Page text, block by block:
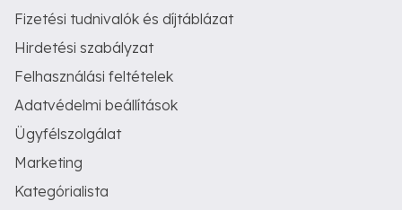
Fizetési tudnivalók és díjtáblázat
Hirdetési szabályzat
Felhasználási feltételek
Adatvédelmi beállítások
Ügyfélszolgálat
Marketing
Kategórialista